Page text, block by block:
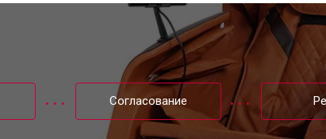
от 60 мин
от 120 мин
от 90 мин
Согласование